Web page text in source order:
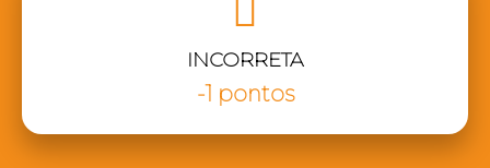
INCORRETA
-1 pontos